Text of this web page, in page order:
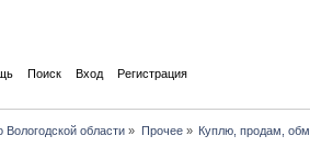
Поиск Вход Регистрация
области » Прочее» Куплю, продам,